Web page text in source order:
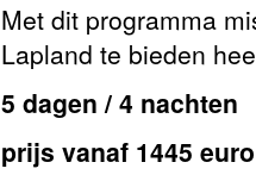
Met dit programma
Lapland te bieden
5 dagen / 4 nachten
prijs vanaf 1445